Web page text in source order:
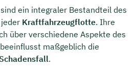
ein integraler Bestandteil des
Kraftfahrzeugflotte. Ihre
über verschiedene Aspekte des
maßgeblich die
.